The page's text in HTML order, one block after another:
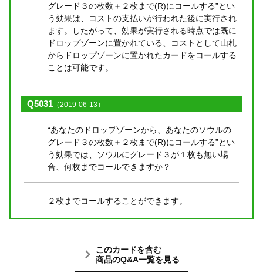
グレード３の枚数＋２枚まで(R)にコールする”とい
う効果は、コストの支払いが行われた後に実行され
ます。したがって、効果が実行される時点では既に
ドロップゾーンに置かれている、コストとして山札
からドロップゾーンに置かれたカードをコールする
ことは可能です。
Q5031 （2019-06-13）
“あなたのドロップゾーンから、あなたのソウルの
グレード３の枚数＋２枚まで(R)にコールする”とい
う効果では、ソウルにグレード３が１枚も無い場
合、何枚までコールできますか？
２枚までコールすることができます。
このカードを含む
商品のQ&A一覧を見る